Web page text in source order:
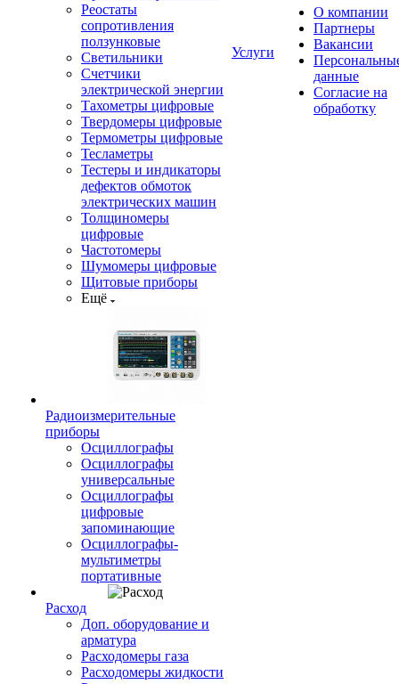
Реостаты
сопротивления
ползунковые
Светильники
Счетчики
электрической энергии
Тахометры цифровые
Твердомеры цифровые
Термометры цифровые
Тесламетры
Тестеры и индикаторы
дефектов обмоток
электрических машин
Толщиномеры
цифровые
Частотомеры
Шумомеры цифровые
Щитовые приборы
Ещё
Радиоизмерительные
приборы
Осциллографы
Осциллографы
универсальные
Осциллографы
цифровые
запоминающие
Осциллографы-
мультиметры
портативные
Расход
Доп. оборудование и
арматура
Расходомеры газа
Расходомеры жидкости
Услуги
О компании
Партнеры
Вакансии
данные
Согласие на
обработку